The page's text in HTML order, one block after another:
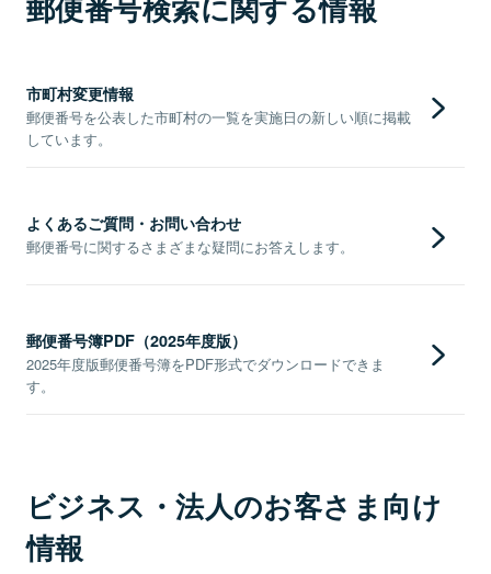
郵便番号検索に関する情報
市町村変更情報
郵便番号を公表した市町村の一覧を実施日の新しい順に掲載
しています。
よくあるご質問・お問い合わせ
郵便番号に関するさまざまな疑問にお答えします。
郵便番号簿PDF（2025年度版）
2025年度版郵便番号簿をPDF形式でダウンロードできま
す。
ビジネス・法人のお客さま向け
情報